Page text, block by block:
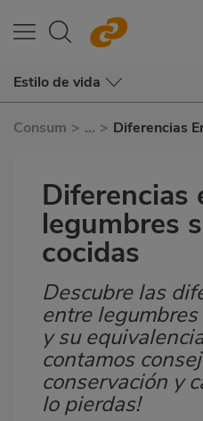
Estilo de vida
Consum > ... > Diferencias
Diferencias
legumbres
cocidas
Subtítulo
Descubre las
entre
y su
contamos
conservación y
lo pierdas!